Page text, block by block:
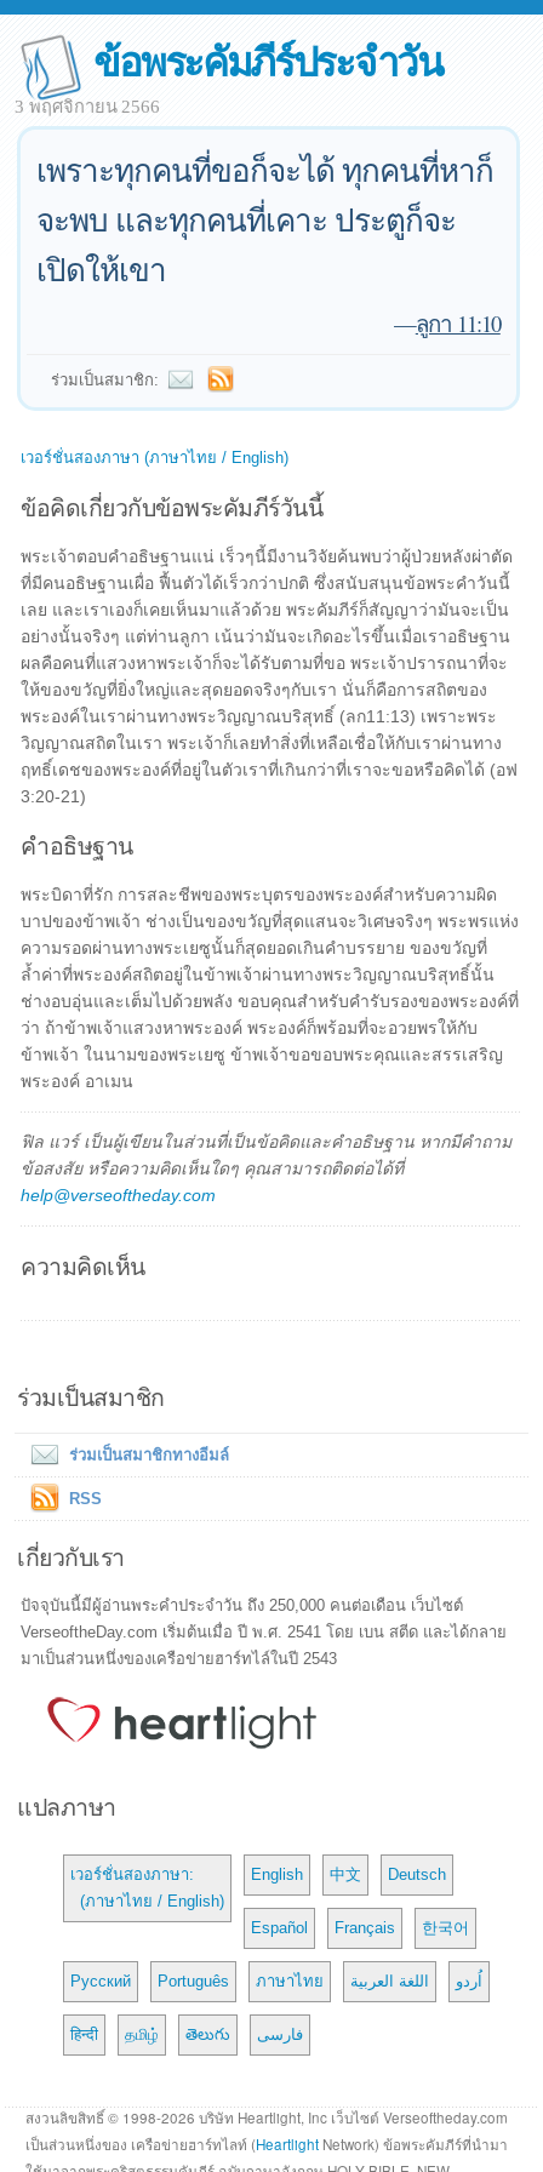
ข้อพระคัมภีร์ประจำวัน
3 พฤศจิกายน 2566
เพราะทุกคนที่ขอก็จะได้ ทุกคนที่หาก็
จะพบ และทุกคนที่เคาะ ประตูก็จะ
เปิดให้เขา
—ลูกา 11:10
ร่วมเป็นสมาชิก:
เวอร์ชั่นสองภาษา (ภาษาไทย / English)
ข้อคิดเกี่ยวกับข้อพระคัมภีร์วันนี้
พระเจ้าตอบคำอธิษฐานแน่ เร็วๆนี้มีงานวิจัยค้นพบว่าผู้ป่วยหลังผ่าตัด
ที่มีคนอธิษฐานเผื่อ ฟื้นตัวได้เร็วกว่าปกติ ซึ่งสนับสนุนข้อพระคำวันนี้
เลย และเราเองก็เคยเห็นมาแล้วด้วย พระคัมภีร์ก็สัญญาว่ามันจะเป็น
อย่างนั้นจริงๆ แต่ท่านลูกา เน้นว่ามันจะเกิดอะไรขึ้นเมื่อเราอธิษฐาน
ผลคือคนที่แสวงหาพระเจ้าก็จะได้รับตามที่ขอ พระเจ้าปรารถนาที่จะ
ให้ของขวัญที่ยิ่งใหญ่และสุดยอดจริงๆกับเรา นั่นก็คือการสถิตของ
พระองค์ในเราผ่านทางพระวิญญาณบริสุทธิ์ (ลก11:13) เพราะพระ
วิญญาณสถิตในเรา พระเจ้าก็เลยทำสิ่งที่เหลือเชื่อให้กับเราผ่านทาง
ฤทธิ์เดชของพระองค์ที่อยู่ในตัวเราที่เกินกว่าที่เราจะขอหรือคิดได้ (อฟ
3:20-21)
คำอธิษฐาน
พระบิดาที่รัก การสละชีพของพระบุตรของพระองค์สำหรับความผิด
บาปของข้าพเจ้า ช่างเป็นของขวัญที่สุดแสนจะวิเศษจริงๆ พระพรแห่ง
ความรอดผ่านทางพระเยซูนั้นก็สุดยอดเกินคำบรรยาย ของขวัญที่
ล้ำค่าที่พระองค์สถิตอยู่ในข้าพเจ้าผ่านทางพระวิญญาณบริสุทธิ์นั้น
ช่างอบอุ่นและเต็มไปด้วยพลัง ขอบคุณสำหรับคำรับรองของพระองค์ที่
ว่า ถ้าข้าพเจ้าแสวงหาพระองค์ พระองค์ก็พร้อมที่จะอวยพรให้กับ
ข้าพเจ้า ในนามของพระเยซู ข้าพเจ้าขอขอบพระคุณและสรรเสริญ
พระองค์ อาเมน
ฟิล แวร์ เป็นผู้เขียนในส่วนที่เป็นข้อคิดและคำอธิษฐาน หากมีคำถาม
ข้อสงสัย หรือความคิดเห็นใดๆ คุณสามารถติดต่อได้ที่
help@verseoftheday.com
ความคิดเห็น
ร่วมเป็นสมาชิก
ร่วมเป็นสมาชิกทางอีมล์
RSS
เกี่ยวกับเรา
ปัจจุบันนี้มีผู้อ่านพระคำประจำวัน ถึง 250,000 คนต่อเดือน เว็บไซต์
VerseoftheDay.com เริ่มต้นเมื่อ ปี พ.ศ. 2541 โดย เบน สตีด และได้กลาย
มาเป็นส่วนหนึ่งของเครือข่ายฮาร์ทไล์ในปี 2543
แปลภาษา
เวอร์ชั่นสองภาษา:
(ภาษาไทย / English)
English 中文 Deutsch
Español Français 한국어
Русский Português ภาษาไทย اللغة العربية اُردو
हिन्दी தமிழ் తెలుగు فارسی
สงวนลิขสิทธิ์ © 1998-2026 บริษัท Heartlight, Inc เว็บไซต์ Verseoftheday.com
เป็นส่วนหนึ่งของ เครือข่ายฮาร์ทไลท์ (Heartlight Network) ข้อพระคัมภีร์ที่นำมา